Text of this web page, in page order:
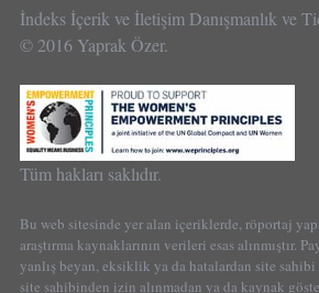
İndeks İçerik ve İletişim Danışmanlık ve
© 2016 Yaprak Özer.
Tüm hakları saklıdır.
Bu web sitesinde yer alan içeriklerde, röportaj
araştırma kaynaklarının verileri esas alınmıştır.
yanlış beyan, eksiklik ya da hatalardan site
site sahibinden izin alınmadan ya da kaynak